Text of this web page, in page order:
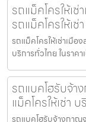
รถแม็คโครให้เ
รถแม็คโครให้เ
รถแม็คโครให้เช่าเมือ
บริการทั่วไทย ในรา
รถแบคโฮรับจ้า
แม็คโครให้เช่า
รถแบคโฮรับจ้างกาญ